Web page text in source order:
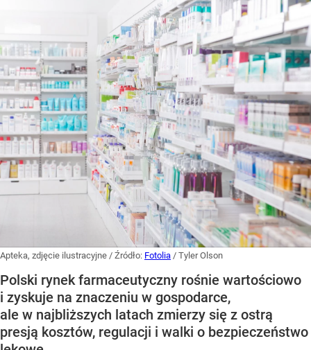
Apteka, zdjęcie ilustracyjne / Źródło: Fotolia / Tyler Olson
Polski rynek farmaceutyczny rośnie wartościowo
i zyskuje na znaczeniu w gospodarce,
ale w najbliższych latach zmierzy się z ostrą
presją kosztów, regulacji i walki o bezpieczeństwo